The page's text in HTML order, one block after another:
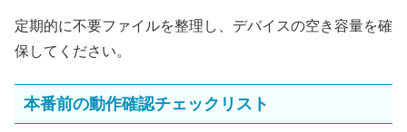
定期的に不要ファイルを整理し、デバイスの空き容量を確
保してください。
本番前の動作確認チェックリスト